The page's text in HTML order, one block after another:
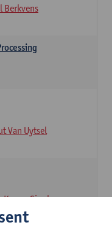
Berkvens
Van Uytsel
Kumar Singh